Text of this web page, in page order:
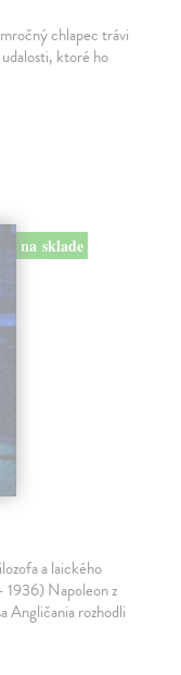
chlapec trávi
udalosti, ktoré ho
na sklade
a laického
Napoleon z
Angličania rozhodli